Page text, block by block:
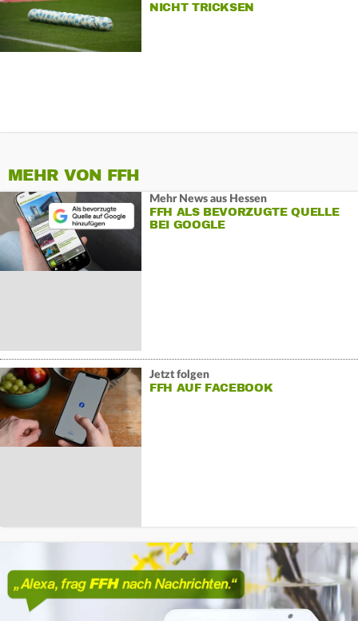
NICHT TRICKSEN
MEHR VON FFH
Mehr News aus Hessen
FFH ALS BEVORZUGTE QUELLE
BEI GOOGLE
Jetzt folgen
FFH AUF FACEBOOK